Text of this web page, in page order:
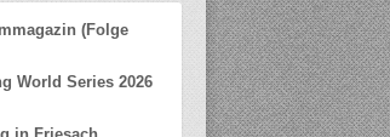
(Folge
World Series 2026